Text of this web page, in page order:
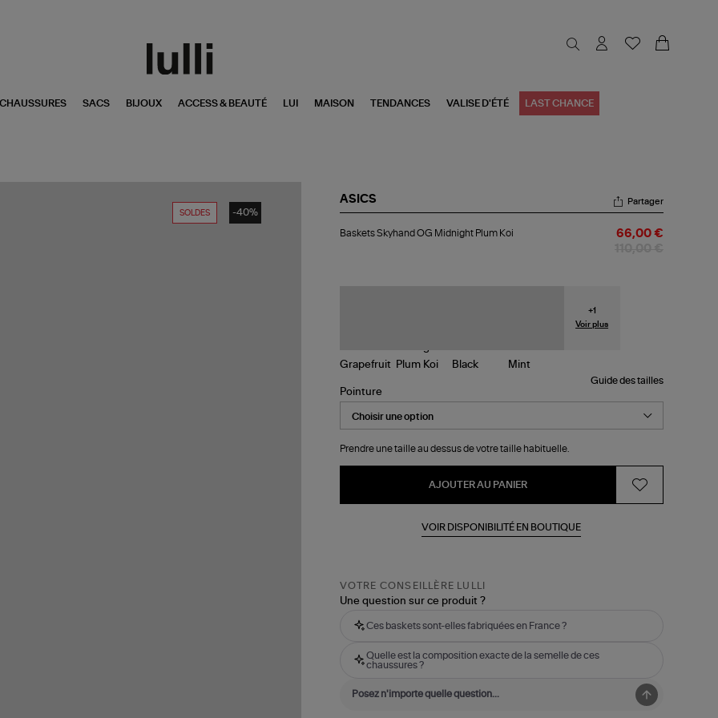
CHAUSSURES SACS BIJOUX ACCESS & BEAUTÉ LUI MAISON TENDANCES VALISE D'ÉTÉ LAST CHANCE
SOLDES -40%
ASICS
Skyhand
Partager
Baskets Skyhand OG Midnight Plum Koi 66,00 €
+1
Voir plus
Guide des tailles
Pointure
Prendre une taille au dessus de votre taille habituelle.
AJOUTER AU PANIER
VOIR DISPONIBILITÉ EN BOUTIQUE
VOTRE CONSEILLÈRE LULLI
Une question sur ce produit ?
Ces baskets sont-elles fabriquées en France ?
Quelle est la composition exacte de la semelle de ces
chaussures ?